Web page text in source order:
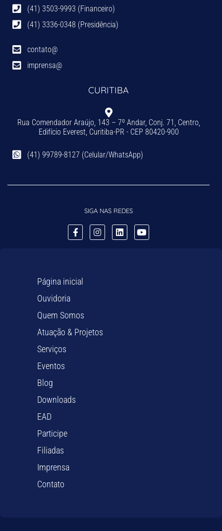
(41) 3503-9993 (Financeiro)
(41) 3336-0348 (Presidência)
contato@
imprensa@
CURITIBA
Rua Comendador Araújo, 143 – 7º Andar, Conj. 71, Centro,
Edifício Everest, Curitiba-PR - CEP 80420-900
(41) 99789-8127 (Celular/WhatsApp)
SIGA NAS REDES
Página inicial
Ouvidoria
Quem Somos
Atuação & Projetos
Serviços
Eventos
Blog
Downloads
EAD
Participe
Filiadas
Imprensa
Contato